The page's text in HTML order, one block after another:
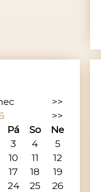
>>
>>
Pá So
Ne
3 4
5
10 11
12
17 18
19
24 25
26